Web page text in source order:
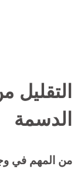
التقليل
الدسمة
من المهم في